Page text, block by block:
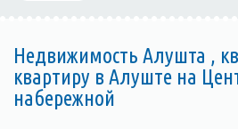
Недвижимость Алушта ,
квартиру в Алуште на
набережной